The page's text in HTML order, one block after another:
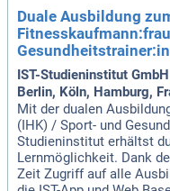
Duale Ausbildung
IST-Studieninstitut
Berlin, Köln, Hamburg,
Mit der dualen
(IHK) / Sport- und
Studieninstitut erhältst
Lernmöglichkeit. Dank
Zeit Zugriff auf alle